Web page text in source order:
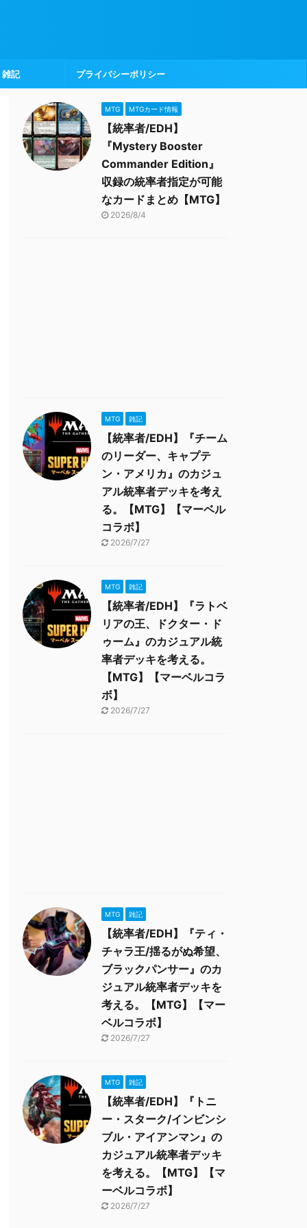
雑記 プライバシーポリシー
MTG MTGカード情報
【統率者/EDH】
『Mystery Booster
Commander Edition』
収録の統率者指定が可能
なカードまとめ【MTG】
2026/8/4
MTG 雑記
【統率者/EDH】『チーム
のリーダー、キャプテ
ン・アメリカ』のカジュ
アル統率者デッキを考え
る。【MTG】【マーベル
コラボ】
2026/7/27
MTG 雑記
【統率者/EDH】『ラトベ
リアの王、ドクター・ド
ゥーム』のカジュアル統
率者デッキを考える。
【MTG】【マーベルコラ
ボ】
2026/7/27
MTG 雑記
【統率者/EDH】『ティ・
チャラ王/揺るがぬ希望、
ブラックパンサー』のカ
ジュアル統率者デッキを
考える。【MTG】【マー
ベルコラボ】
2026/7/27
MTG 雑記
【統率者/EDH】『トニ
ー・スターク/インビンシ
ブル・アイアンマン』の
カジュアル統率者デッキ
を考える。【MTG】【マ
ーベルコラボ】
2026/7/27